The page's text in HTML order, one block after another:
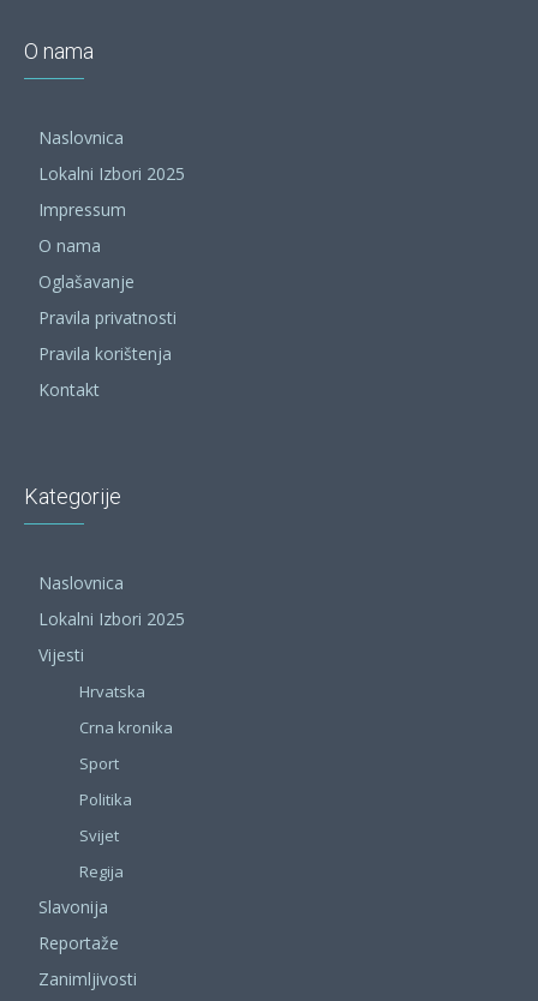
O nama
Naslovnica
Lokalni Izbori 2025
Impressum
O nama
Oglašavanje
Pravila privatnosti
Pravila korištenja
Kontakt
Kategorije
Naslovnica
Lokalni Izbori 2025
Vijesti
Hrvatska
Crna kronika
Sport
Politika
Svijet
Regija
Slavonija
Reportaže
Zanimljivosti